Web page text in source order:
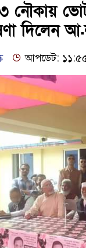
নৌকায়
দিলেন
আপডেট: